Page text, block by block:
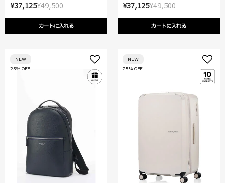
¥49,500
¥37,125
カートに入れる
¥49,500
¥37,125
カートに入れる
25% OFF
NEW
25% OFF
NEW